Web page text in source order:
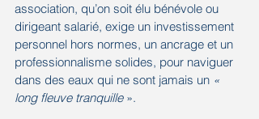
association, qu’on soit élu bénévole ou
dirigeant salarié, exige un investissement
personnel hors normes, un ancrage et un
professionnalisme solides, pour naviguer
dans des eaux qui ne sont jamais un «
long fleuve tranquille ».